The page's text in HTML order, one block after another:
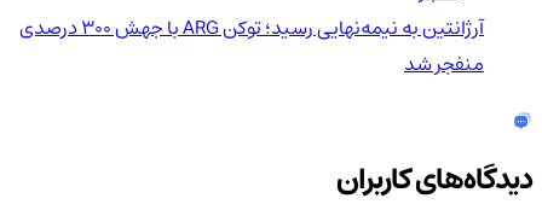
آرژانتین به نیمه‌نهایی رسید؛ توکن ARG با جهش ۳۰۰ درصدی
منفجر شد
دیدگاه‌های کاربران